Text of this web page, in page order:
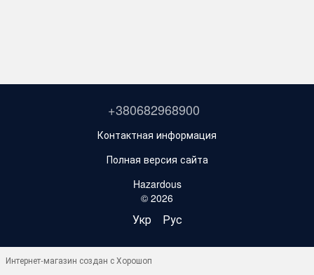
+380682968900
Контактная информация
Полная версия сайта
Hazardous
© 2026
Укр Рус
Интернет-магазин создан с Хорошоп